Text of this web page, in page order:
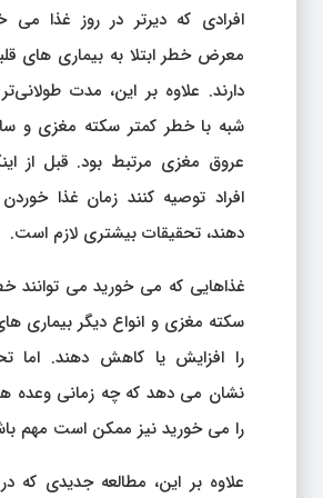
افرادی که دیرتر در روز غذا می
معرض خطر ابتلا به بیماری های
دارند. علاوه بر این، مدت
شبه با خطر کمتر سکته مغزی و
عروق مغزی مرتبط بود. قبل از
افراد توصیه کنند زمان غذا
دهند، تحقیقات بیشتری لازم است.
غذاهایی که می خورید می توانند
سکته مغزی و انواع دیگر بیماری
را افزایش یا کاهش دهند. اما
نشان می دهد که چه زمانی وعده
را می خورید نیز ممکن است مهم